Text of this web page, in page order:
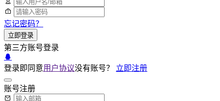
忘记密码？
立即登录
第三方账号登录
登录即同意用户协议没有账号？ 立即注册
账号注册